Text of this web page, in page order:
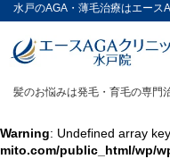
水戸のAGA・薄毛治療はエース
髪のお悩みは発毛・育毛の専門
Warning: Undefined array
mito.com/public_html/wp/